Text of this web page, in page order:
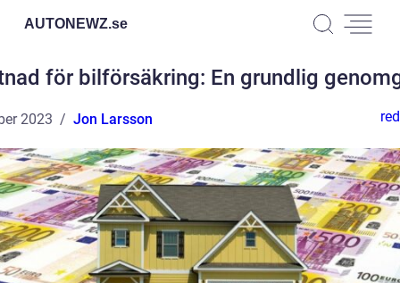
AUTONEWZ.se
för bilförsäkring: En grundlig
2023 Jon Larsson